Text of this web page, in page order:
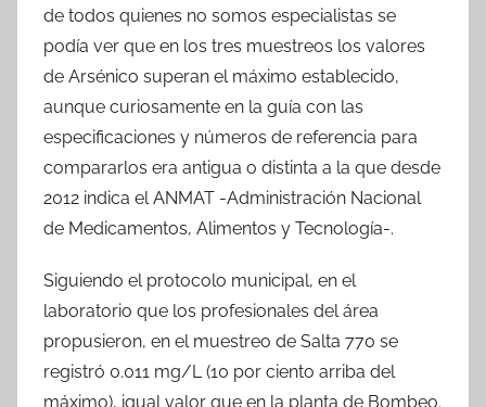
de todos quienes no somos especialistas se
podía ver que en los tres muestreos los valores
de Arsénico superan el máximo establecido,
aunque curiosamente en la guía con las
especificaciones y números de referencia para
compararlos era antigua o distinta a la que desde
2012 indica el ANMAT -Administración Nacional
de Medicamentos, Alimentos y Tecnología-.
Siguiendo el protocolo municipal, en el
laboratorio que los profesionales del área
propusieron, en el muestreo de Salta 770 se
registró 0.011 mg/L (10 por ciento arriba del
máximo), igual valor que en la planta de Bombeo.